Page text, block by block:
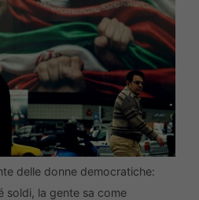
delle donne democratiche:
soldi, la gente sa come